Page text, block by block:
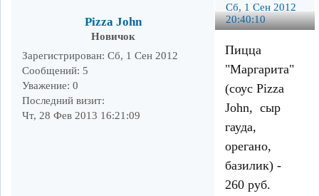
Сб, 1 Сен 2012
20:40:10
Pizza John
Новичок
Зарегистрирован: Сб, 1 Сен 2012
Сообщений: 5
Уважение: 0
Последний визит:
Чт, 28 Фев 2013 16:21:09
Пицца
"Маргарита"
(соус Pizza
John, сыр
гауда,
орегано,
базилик) -
260 руб.